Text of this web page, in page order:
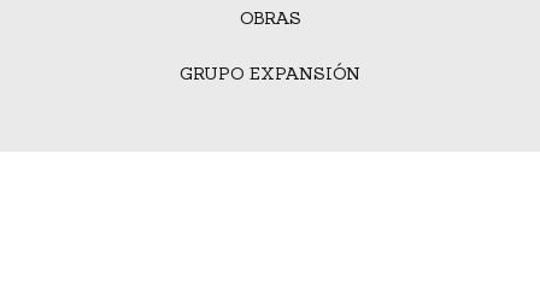
OBRAS
GRUPO EXPANSIÓN